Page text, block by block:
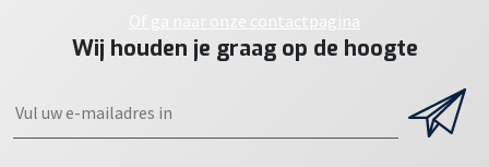
Of ga naar onze contactpagina
Wij houden je graag op de hoogte